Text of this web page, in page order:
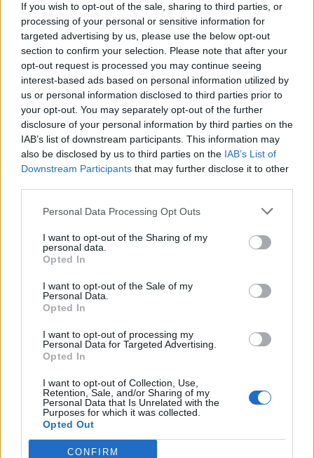
If you wish to opt-out of the sale, sharing to third parties, or
processing of your personal or sensitive information for
targeted advertising by us, please use the below opt-out
section to confirm your selection. Please note that after your
opt-out request is processed you may continue seeing
interest-based ads based on personal information utilized by
us or personal information disclosed to third parties prior to
your opt-out. You may separately opt-out of the further
disclosure of your personal information by third parties on the
IAB’s list of downstream participants. This information may
also be disclosed by us to third parties on the IAB’s List of
Downstream Participants that may further disclose it to other
Personal Data Processing Opt Outs
I want to opt-out of the Sharing of my
personal data.
Opted In
I want to opt-out of the Sale of my
Personal Data.
Opted In
I want to opt-out of processing my
Personal Data for Targeted Advertising.
Opted In
I want to opt-out of Collection, Use,
Retention, Sale, and/or Sharing of my
Personal Data that Is Unrelated with the
Purposes for which it was collected.
Opted Out
CONFIRM
Β.Σ. Καρούλιας: Τζίρος 98,7
εκατ. ευρώ και αύξηση κερδών
57% - Τα νέα στοιχήματα σε
low & non alcohol
Deloitte Ελλάδος:
Χρηματοοικονομικός
σύμβουλος της ΔΕΗ για την
είσοδο στην πολωνική αγορά
Η Chery επενδύει 75 εκατ. δολάρια στην KG Mobility
Το FIAT 500 Hybrid τώρα από
Ατρόμητος και Novibet
συνεργασίας τους μέχρι το
18η συνεχόμενη χρονιά για τον ΟΤΕ στη διεθνή σειρά δεικτών
πύλες του σε όλους
ΠΕΡΙΣΣΌΤΕΡΑ ΣΕ ΑΥΤΉ ΤΗΝ ΚΑΤΗΓΟΡΊΑ